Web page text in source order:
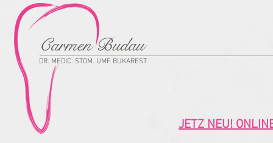
Carmen Budau
DR. MEDIC. STOM. UMF BUKAREST
JETZ NEU!